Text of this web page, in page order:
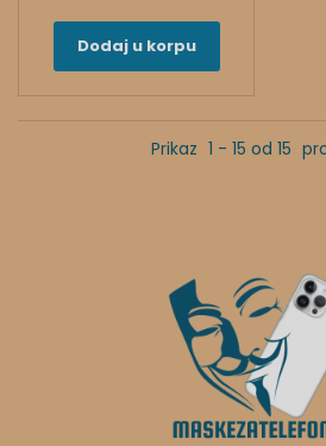
Dodaj u korpu
Prikaz 1 - 15 od 15